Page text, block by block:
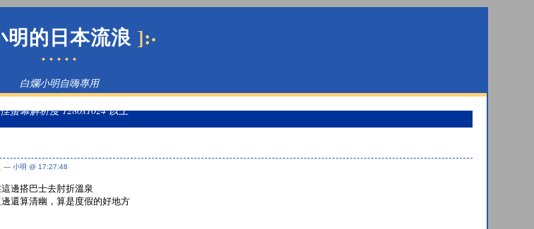
明的日本流浪]:·
• • • • •
白爛小明自嗨專用
螢幕解析度 1280x1024 以上
— 小明 @ 17:27:48
邊搭巴士去肘折溫泉
還算清幽，算是度假的好地方